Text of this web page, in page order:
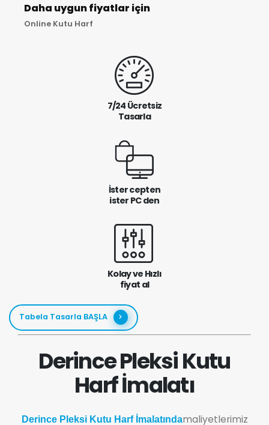
Daha uygun fiyatlar için
Online Kutu Harf
7/24 Ücretsiz
Tasarla
İster cepten
ister PC den
Kolay ve Hızlı
fiyat al
Tabela Tasarla BAŞLA
Derince Pleksi Kutu
Harf İmalatı
Derince Pleksi Kutu Harf İmalatındamaliyetlerimiz